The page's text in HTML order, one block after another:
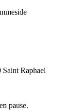
Raphael
pause.